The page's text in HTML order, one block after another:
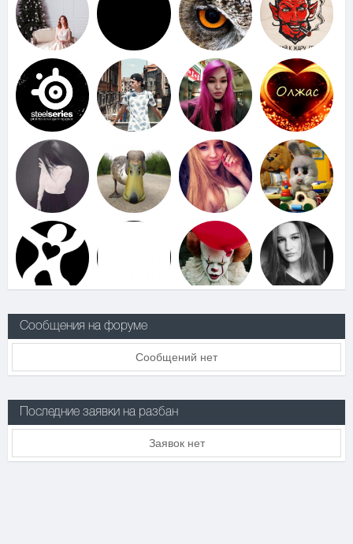
Сообщения на форуме
Сообщений нет
Последние заявки на разбан
Заявок нет